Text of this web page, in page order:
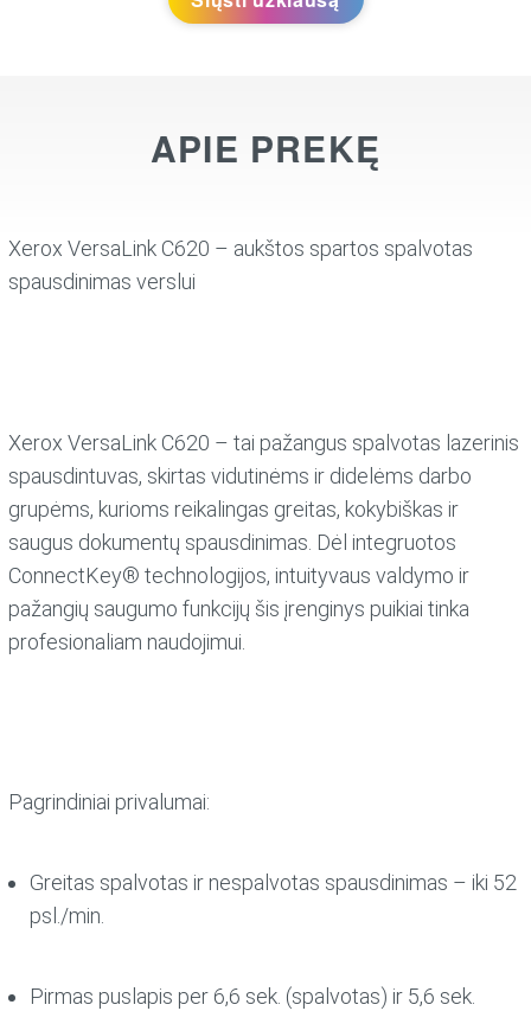
APIE PREKĘ
Xerox VersaLink C620 – aukštos spartos spalvotas
spausdinimas verslui
Xerox VersaLink C620 – tai pažangus spalvotas lazerinis
spausdintuvas, skirtas vidutinėms ir didelėms darbo
grupėms, kurioms reikalingas greitas, kokybiškas ir
saugus dokumentų spausdinimas. Dėl integruotos
ConnectKey® technologijos, intuityvaus valdymo ir
pažangių saugumo funkcijų šis įrenginys puikiai tinka
profesionaliam naudojimui.
Pagrindiniai privalumai:
Greitas spalvotas ir nespalvotas spausdinimas – iki 52
psl./min.
Pirmas puslapis per 6,6 sek. (spalvotas) ir 5,6 sek.